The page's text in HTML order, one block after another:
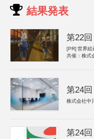
結果発表
第22
[PR] 世界絵
共催：株式
第24
株式会社中
第24